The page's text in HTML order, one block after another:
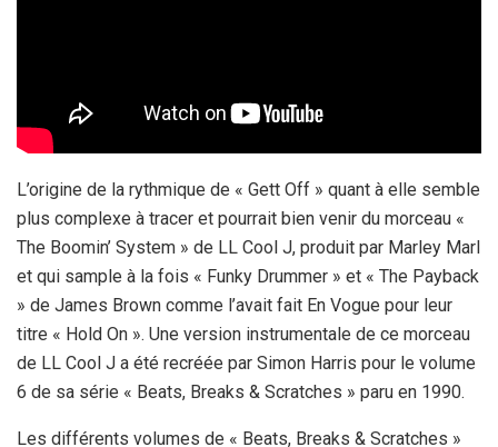
L’origine de la rythmique de « Gett Off » quant à elle semble
plus complexe à tracer et pourrait bien venir du morceau «
The Boomin’ System » de LL Cool J, produit par Marley Marl
et qui sample à la fois « Funky Drummer » et « The Payback
» de James Brown comme l’avait fait En Vogue pour leur
titre « Hold On ». Une version instrumentale de ce morceau
de LL Cool J a été recréée par Simon Harris pour le volume
6 de sa série « Beats, Breaks & Scratches » paru en 1990.
Les différents volumes de « Beats, Breaks & Scratches »